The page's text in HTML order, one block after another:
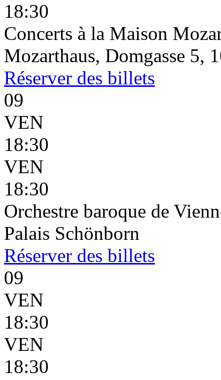
18:30
Concerts à la Maison
Mozarthaus, Domgasse 5,
Réserver des billets
09
VEN
18:30
VEN
18:30
Orchestre baroque de
Palais Schönborn
Réserver des billets
09
VEN
18:30
VEN
18:30